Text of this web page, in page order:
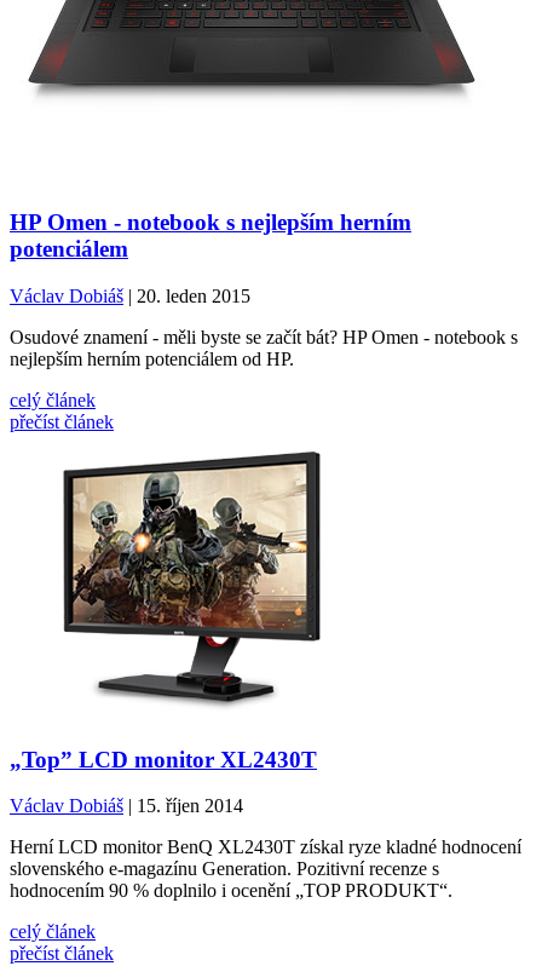
HP Omen - notebook s nejlepším herním
potenciálem
Václav Dobiáš | 20. leden 2015
Osudové znamení - měli byste se začít bát? HP Omen - notebook s
nejlepším herním potenciálem od HP.
celý článek
přečíst článek
„Top” LCD monitor XL2430T
Václav Dobiáš | 15. říjen 2014
Herní LCD monitor BenQ XL2430T získal ryze kladné hodnocení
slovenského e-magazínu Generation. Pozitivní recenze s
hodnocením 90 % doplnilo i ocenění „TOP PRODUKT“.
celý článek
přečíst článek